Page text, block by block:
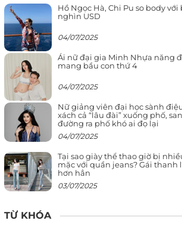
Hồ Ngọc Hà, Chi Pu so body
nghìn USD
04/07/2025
Ái nữ đại gia Minh Nhựa năng
mang bầu con thứ 4
04/07/2025
Nữ giảng viên đại học sành
xách cả “lâu đài” xuống phố,
đường ra phố khó ai đọ lại
04/07/2025
Tại sao giày thể thao giờ bị
mặc với quần jeans? Gái thanh
hơn hẳn
03/07/2025
TỪ KHÓA